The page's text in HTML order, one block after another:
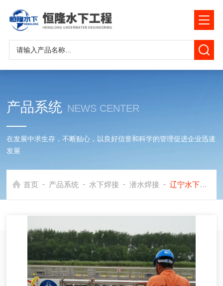
产品系统 NEWS CENTER
在发展中求生存，不断贴心，以良好信誉和科学的管理促进企业迅速
发展
首页 - 产品系统 - 水下焊接 - 潜水焊接 - 辽宁水下钢结构焊接公司